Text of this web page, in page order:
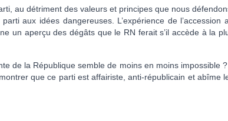
au détriment des valeurs et principes que nous
aux idées dangereuses. L’expérience de l’accession
un aperçu des dégâts que le RN ferait s’il accède à la
de la République semble de moins en moins impossible
que ce parti est affairiste, anti-républicain et abîme